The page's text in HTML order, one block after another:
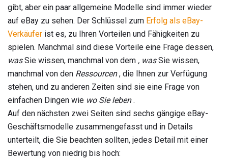
gibt, aber ein paar allgemeine Modelle sind immer wieder
auf eBay zu sehen. Der Schlüssel zum Erfolg als eBay-
Verkäufer ist es, zu Ihren Vorteilen und Fähigkeiten zu
spielen. Manchmal sind diese Vorteile eine Frage dessen,
wasSie wissen, manchmal von dem , wasSie wissen,
manchmal von den Ressourcen, die Ihnen zur Verfügung
stehen, und zu anderen Zeiten sind sie eine Frage von
einfachen Dingen wie wo Sie leben.
Auf den nächsten zwei Seiten sind sechs gängige eBay-
Geschäftsmodelle zusammengefasst und in Details
unterteilt, die Sie beachten sollten, jedes Detail mit einer
Bewertung von niedrig bis hoch: